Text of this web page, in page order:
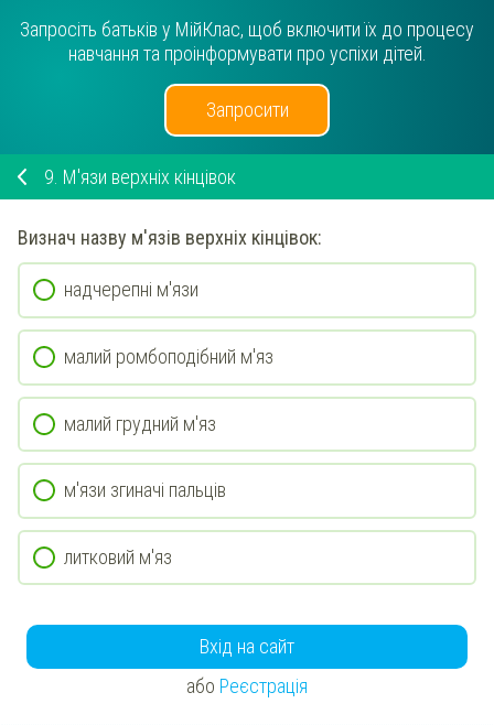
Запросіть батьків у МійКлас, щоб включити їх до процесу
навчання та проінформувати про успіхи дітей.
Запросити
9. М'язи верхніх кінцівок
Визнач назву м'язів верхніх кінцівок:
надчерепні м'язи
малий ромбоподібний м'яз
малий грудний м'яз
м'язи згиначі пальців
литковий м'яз
Вхід на сайт
або Реєстрація